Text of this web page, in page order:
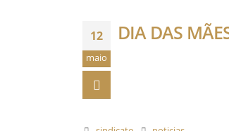
12
maio
DIA DAS